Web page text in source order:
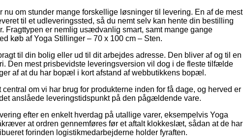
om stunder mange forskellige løsninger til levering. En af de mest
til et udleveringssted, så du nemt selv kan hente din bestilling
Fragttypen er nemlig usædvanlig smart, samt mange gange
køb af Yoga Stillinger – 70 x 100 cm – Sten.
til din bolig eller ud til dit arbejdes adresse. Den bliver af og til en
Den mest prisbevidste leveringsversion vil dog i de fleste tilfælde
af at du har bopæl i kort afstand af webbutikkens bopæl.
om vi har brug for produkterne inden for få dage, og herved er
anslåede leveringstidspunkt på den pågældende vare.
efter en enkelt hverdag på utallige varer, eksempelvis Yoga
at ordren gennemføres før et aftalt klokkeslæt, sådan at de har
forinden logistikmedarbejderne holder fyraften.